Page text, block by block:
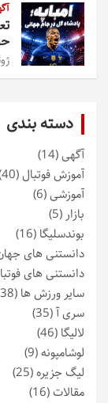
دسته بندی
آگهی(14)
آموزش فوتبال(40)
آموزشی(6)
بازار (5)
بوندسلیگا (16)
دانستنی های
دانستنی های
سایر ورزش ها (38)
سری آ(35)
لالیگا (46)
لوشامپونه(9)
لیگ جزیره(25)
مقالات(16)